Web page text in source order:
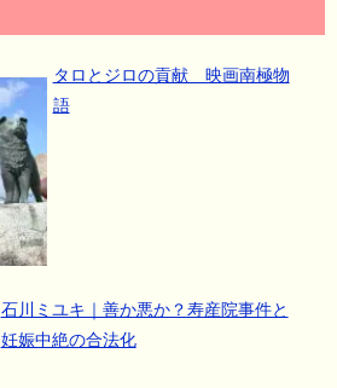
タロとジロの貢献 映画南極物
語
石川ミユキ｜善か悪か？寿産院事件と
妊娠中絶の合法化